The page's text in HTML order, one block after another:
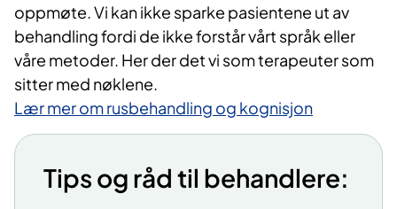
oppmøte. Vi kan ikke sparke pasientene ut av
behandling fordi de ikke forstår vårt språk eller
våre metoder. Her der det vi som terapeuter som
sitter med nøklene.
Lær mer om rusbehandling og kognisjon
Tips og råd til behandlere: